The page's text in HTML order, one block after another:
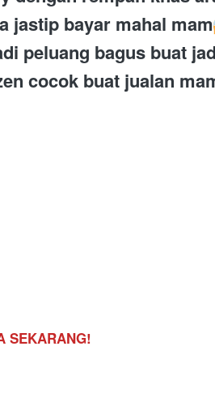
jastip bayar mahal mam
peluang bagus buat
cocok buat jualan
SEKARANG!